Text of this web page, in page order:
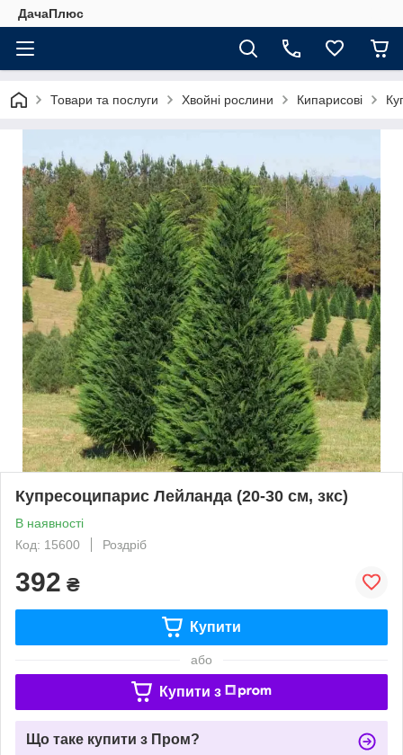
ДачаПлюс
Товари та послуги Хвойні рослини Кипарисові
Купресоципарис Лейланда (20-30 см, зкс)
В наявності
Код: 15600
Роздріб
392 ₴
Купити
або
Купити з
Що таке купити з Пром?